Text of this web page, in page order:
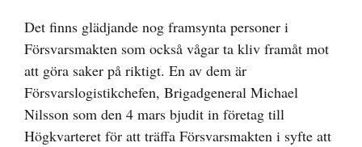
Det finns glädjande nog framsynta personer i
Försvarsmakten som också vågar ta kliv framåt mot
att göra saker på riktigt. En av dem är
Försvarslogistikchefen, Brigadgeneral Michael
Nilsson som den 4 mars bjudit in företag till
Högkvarteret för att träffa Försvarsmakten i syfte att